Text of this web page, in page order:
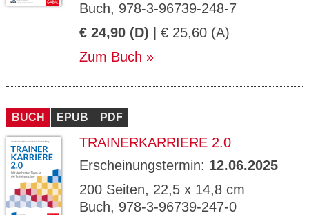
Buch, 978-3-96739-248-7
€ 24,90 (D) | € 25,60 (A)
Zum Buch
BUCH EPUB PDF
TRAINERKARRIERE 2.0
Erscheinungstermin: 12.06.2025
200 Seiten, 22,5 x 14,8 cm
Buch, 978-3-96739-247-0